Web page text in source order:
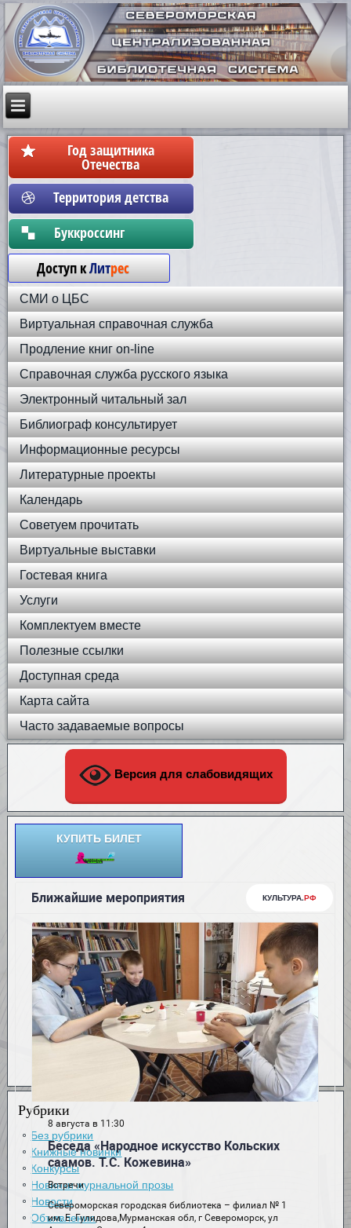
Год защитника
Отечества
Территория детства
Бyккpoccинг
Доступ кЛитрес
СМИ о ЦБС
Виртуальная справочная служба
Продление книг on-line
Справочная служба русского языка
Электронный читальный зал
Библиограф консультирует
Информационные ресурсы
Литературные проекты
Календарь
Советуем прочитать
Виртуальные выставки
Гостевая книга
Услуги
Комплектуем вместе
Полезные ссылки
Доступная среда
Карта сайта
Часто задаваемые вопросы
Версия для слабовидящих
КУПИТЬ БИЛЕТ
Рубрики
Без рубрики
Книжные новинки
Конкурсы
Новинки журнальной прозы
Новости
Объявления